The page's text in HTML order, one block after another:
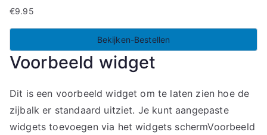
€9.95
Bekijken-Bestellen
Voorbeeld widget
Dit is een voorbeeld widget om te laten zien hoe de
zijbalk er standaard uitziet. Je kunt aangepaste
widgets toevoegen via het widgets schermVoorbeeld